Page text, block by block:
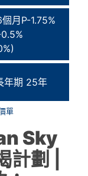
月P-1.75%
年期 25年
單
Sky
劃 |